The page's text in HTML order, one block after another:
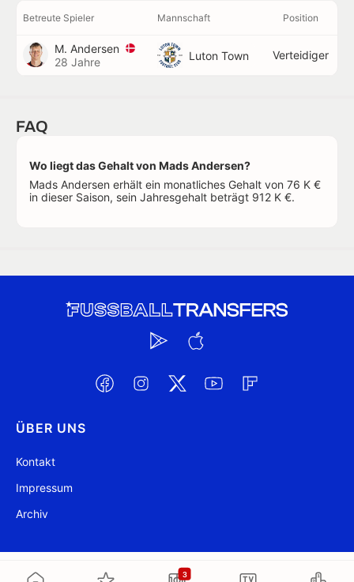
3
Betreute Spieler Mannschaft Position
M. Andersen
28 Jahre
Luton Town Verteidiger
FAQ
Wo liegt das Gehalt von Mads Andersen?
Mads Andersen erhält ein monatliches Gehalt von 76 K €
in dieser Saison, sein Jahresgehalt beträgt 912 K €.
ÜBER UNS
Kontakt
Impressum
Archiv
@ FussballTransfers.com 2009-2026